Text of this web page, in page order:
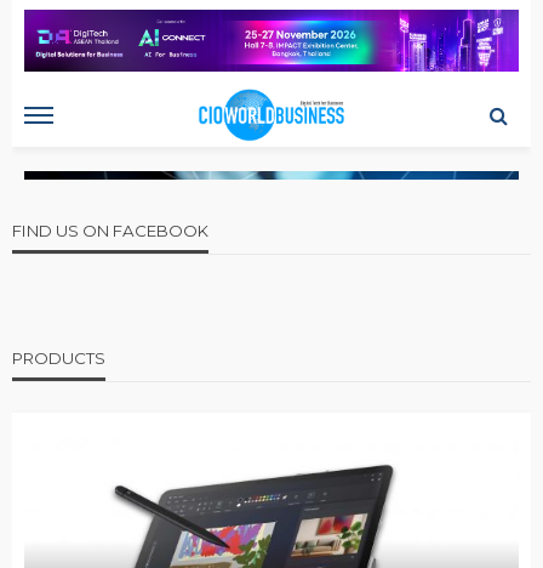
FIND US ON FACEBOOK
PRODUCTS